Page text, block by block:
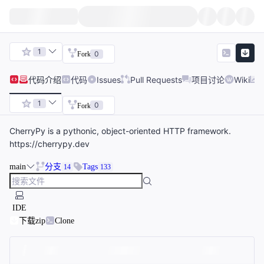
1 Fork 0
代码介绍 代码 Issues Pull Requests 项目讨论 Wiki
1 Fork 0
CherryPy is a pythonic, object-oriented HTTP framework.
https://cherrypy.dev
main 分支 14 Tags 133
IDE
下载zip
Clone